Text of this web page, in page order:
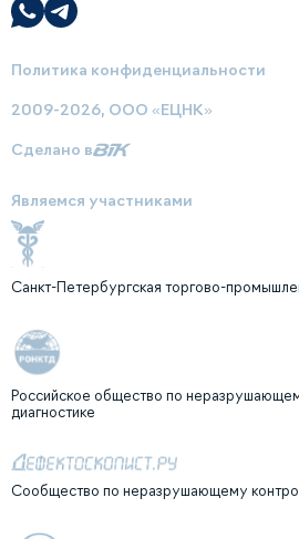
Политика конфиденциальности
2009-2026, ООО «ЕЦНК»
Сделано в
Являемся участниками
Санкт-Петербургская торгово-
Российское общество по
диагностике
Сообщество по неразрушающему